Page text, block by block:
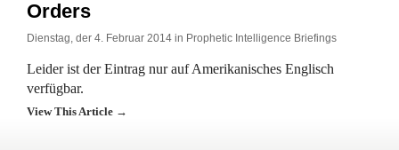
Orders
Dienstag, der 4. Februar 2014 in Prophetic Intelligence Briefings
Leider ist der Eintrag nur auf Amerikanisches Englisch
verfügbar.
View This Article →